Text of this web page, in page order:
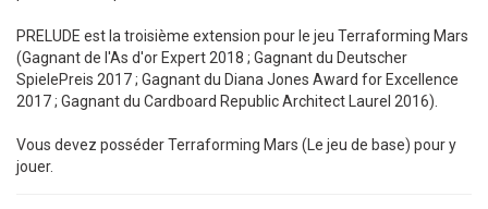
PRELUDE est la troisième extension pour le jeu Terraforming Mars
(Gagnant de l'As d'or Expert 2018 ; Gagnant du Deutscher
SpielePreis 2017 ; Gagnant du Diana Jones Award for Excellence
2017 ; Gagnant du Cardboard Republic Architect Laurel 2016).
Vous devez posséder Terraforming Mars (Le jeu de base) pour y
jouer.